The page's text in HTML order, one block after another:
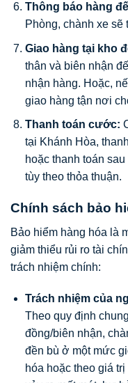
Thông báo hàng
Phòng, chành xe
Giao hàng tại kho
thân và biên nhận
nhận hàng. Hoặc,
giao hàng tận nơi
Thanh toán cước:
tại Khánh Hòa,
hoặc thanh toán
tùy theo thỏa thuận.
Chính sách bảo
Bảo hiểm hàng hóa là
giảm thiểu rủi ro tài
trách nhiệm chính:
Trách nhiệm của
Theo quy định
đồng/biên nhận,
đền bù ở một mức
hóa hoặc theo giá